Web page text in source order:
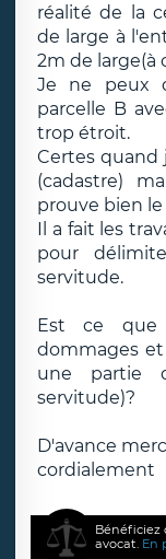
réalité de la
de large à
2m de large(à
Je ne peux
parcelle B
trop étroit.
Certes quand
(cadastre)
prouve bien le
Il a fait les
pour
servitude.
Est ce que
dommages
une partie
servitude)?
D'avance
cordialement
Bénéficiez
avocat. En